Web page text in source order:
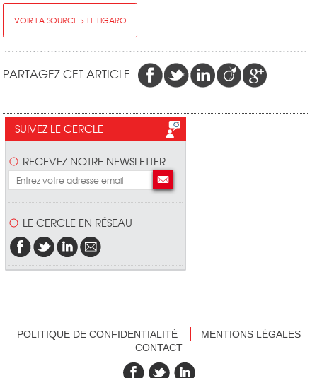
VOIR LA SOURCE > LE FIGARO
PARTAGEZ CET ARTICLE
SUIVEZ LE CERCLE
RECEVEZ NOTRE NEWSLETTER
LE CERCLE EN RÉSEAU
POLITIQUE DE CONFIDENTIALITÉ
MENTIONS LÉGALES
CONTACT